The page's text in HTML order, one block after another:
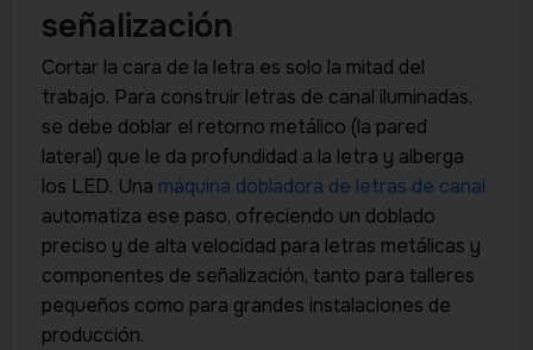
señalización
Cortar la cara de la letra es solo la mitad del
trabajo. Para construir letras de canal iluminadas,
se debe doblar el retorno metálico (la pared
lateral) que le da profundidad a la letra y alberga
los LED. Una máquina dobladora de letras de canal
automatiza ese paso, ofreciendo un doblado
preciso y de alta velocidad para letras metálicas y
componentes de señalización, tanto para talleres
pequeños como para grandes instalaciones de
producción.